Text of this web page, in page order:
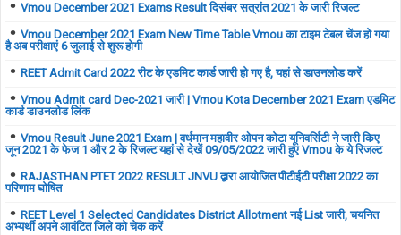
Vmou December 2021 Exams Result दिसंबर सत्रांत 2021 के जारी रिजल्ट
Vmou December 2021 Exam New Time Table Vmou का टाइम टेबल चेंज हो गया
है अब परीक्षाएं 6 जुलाई से शुरू होगी
REET Admit Card 2022 रीट के एडमिट कार्ड जारी हो गए है, यहां से डाउनलोड करें
Vmou Admit card Dec-2021 जारी | Vmou Kota December 2021 Exam एडमिट
कार्ड डाउनलोड लिंक
Vmou Result June 2021 Exam | वर्धमान महावीर ओपन कोटा यूनिवर्सिटी ने जारी किए
जून 2021 के फेज 1 और 2 के रिजल्ट यहां से देखें 09/05/2022 जारी हुए Vmou के ये रिजल्ट
RAJASTHAN PTET 2022 RESULT JNVU द्वारा आयोजित पीटीईटी परीक्षा 2022 का
परिणाम घोषित
REET Level 1 Selected Candidates District Allotment नई List जारी, चयनित
अभ्यर्थी अपने आवंटित जिले को चेक करें